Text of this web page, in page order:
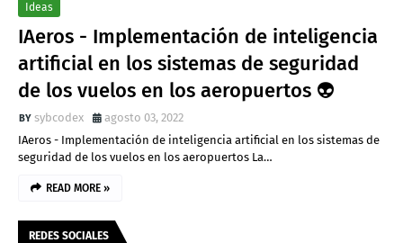
Ideas
IAeros - Implementación de inteligencia
artificial en los sistemas de seguridad
de los vuelos en los aeropuertos 👽
sybcodex
agosto 03, 2022
IAeros - Implementación de inteligencia artificial en los sistemas de
seguridad de los vuelos en los aeropuertos La…
READ MORE »
REDES SOCIALES